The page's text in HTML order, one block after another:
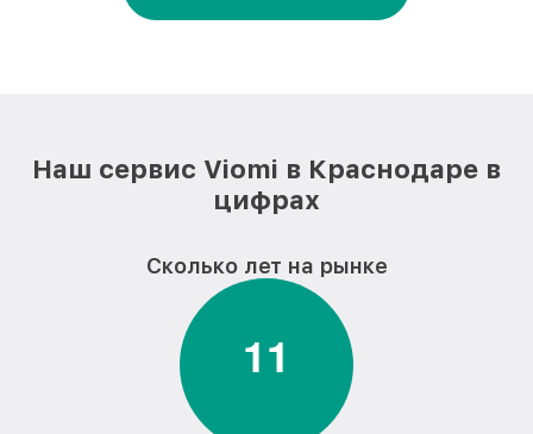
Наш сервис Viomi в Краснодаре в
цифрах
Сколько лет на рынке
11